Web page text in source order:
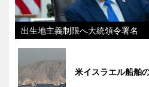
出生地主義制限へ大統領令署名
米イスラエル船舶